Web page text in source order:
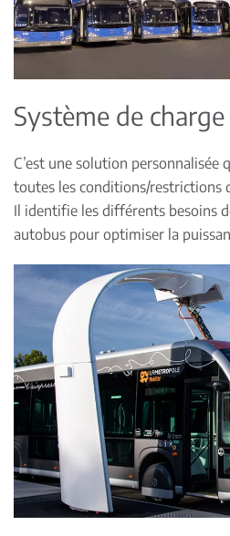
Système de
C’est une solution personnalisée
toutes les conditions/restrictions
Il identifie les différents besoins
autobus pour optimiser la